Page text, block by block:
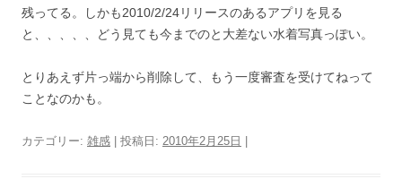
残ってる。しかも2010/2/24リリースのあるアプリを見る
と、、、、、どう見ても今までのと大差ない水着写真っぽい。
とりあえず片っ端から削除して、もう一度審査を受けてねって
ことなのかも。
カテゴリー: 雑感 | 投稿日: 2010年2月25日